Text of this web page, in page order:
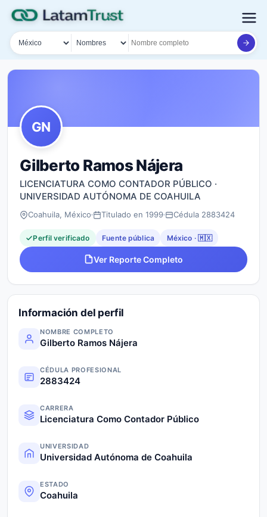
País
Tipo de búsqueda
Nombre o documento
GN
Gilberto Ramos Nájera
LICENCIATURA COMO CONTADOR PÚBLICO ·
UNIVERSIDAD AUTÓNOMA DE COAHUILA
Coahuila, México Titulado en 1999 Cédula 2883424
Perfil verificado Fuente pública México · 🇲🇽
Ver Reporte Completo
Información del perfil
NOMBRE COMPLETO
Gilberto Ramos Nájera
CÉDULA PROFESIONAL
2883424
CARRERA
Licenciatura Como Contador Público
UNIVERSIDAD
Universidad Autónoma de Coahuila
ESTADO
Coahuila